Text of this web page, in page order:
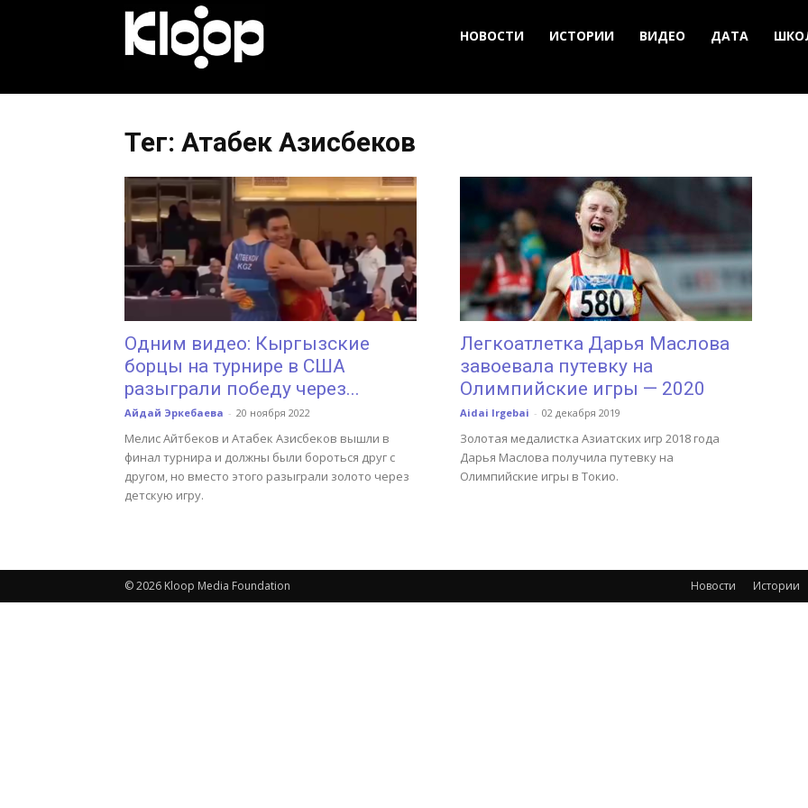
Новости
Кыргызстана
НОВОСТИ ИСТОРИИ ВИДЕО ДАТА
Тег: Атабек Азисбеков
Одним видео: Кыргызские
борцы на турнире в США
разыграли победу через...
Айдай Эркебаева - 20 ноября 2022
Мелис Айтбеков и Атабек Азисбеков вышли в
финал турнира и должны были бороться друг с
другом, но вместо этого разыграли золото через
детскую игру.
Легкоатлетка Дарья Маслова
завоевала путевку на
Олимпийские игры — 2020
Aidai Irgebai - 02 декабря 2019
Золотая медалистка Азиатских игр 2018 года
Дарья Маслова получила путевку на
Олимпийские игры в Токио.
Новости Истории
© 2026 Kloop Media Foundation